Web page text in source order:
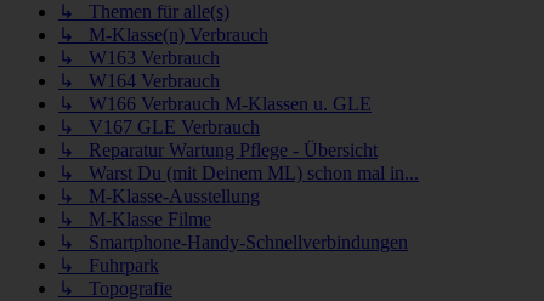
↳ Themen für alle(s)
↳ M-Klasse(n) Verbrauch
↳ W163 Verbrauch
↳ W164 Verbrauch
↳ W166 Verbrauch M-Klassen u. GLE
↳ V167 GLE Verbrauch
↳ Reparatur Wartung Pflege - Übersicht
↳ Warst Du (mit Deinem ML) schon mal in...
↳ M-Klasse-Ausstellung
↳ M-Klasse Filme
↳ Smartphone-Handy-Schnellverbindungen
↳ Fuhrpark
↳ Topografie